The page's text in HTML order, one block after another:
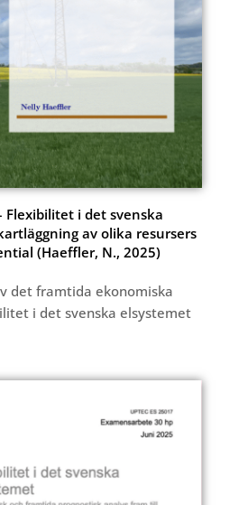
Flexibilitet i det svenska
av olika resursers
(Haeffler, N., 2025)
det framtida ekonomiska
i det svenska elsystemet